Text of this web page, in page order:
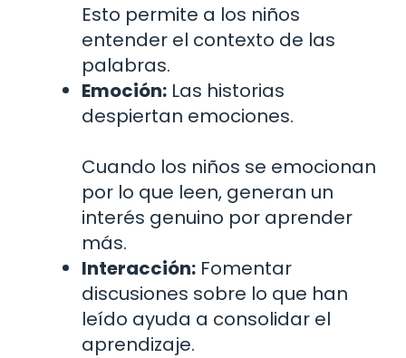
Esto permite a los niños
entender el contexto de las
palabras.
Emoción: Las historias
despiertan emociones.
Cuando los niños se emocionan
por lo que leen, generan un
interés genuino por aprender
más.
Interacción: Fomentar
discusiones sobre lo que han
leído ayuda a consolidar el
aprendizaje.